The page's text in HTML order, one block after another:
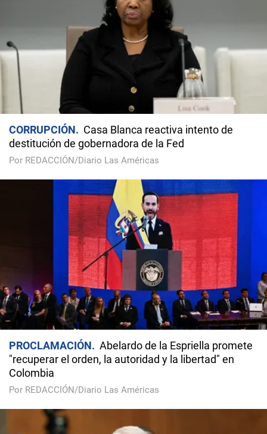
CORRUPCIÓN
Casa Blanca reactiva intento de
destitución de gobernadora de la Fed
Por REDACCIÓN/Diario Las Américas
PROCLAMACIÓN
Abelardo de la Espriella promete
"recuperar el orden, la autoridad y la libertad" en
Colombia
Por REDACCIÓN/Diario Las Américas